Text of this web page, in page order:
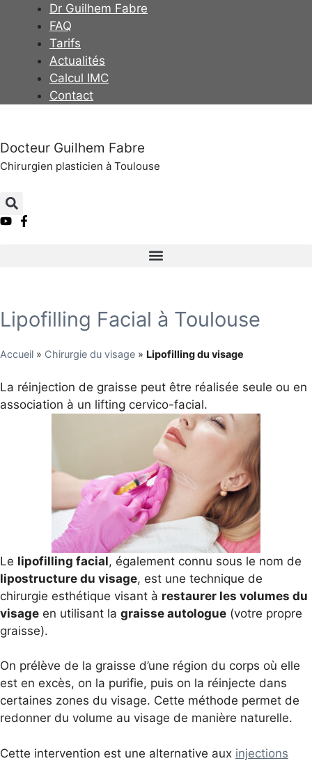
Dr Guilhem Fabre
FAQ
Tarifs
Actualités
Calcul IMC
Contact
Docteur Guilhem Fabre
Chirurgien plasticien à Toulouse
Lipofilling Facial à Toulouse
Accueil » Chirurgie du visage » Lipofilling du visage
La réinjection de graisse peut être réalisée seule ou en
association à un lifting cervico-facial.
Le lipofilling facial, également connu sous le nom de
lipostructure du visage, est une technique de
chirurgie esthétique visant à restaurer les volumes du
visage en utilisant la graisse autologue (votre propre
graisse).
On prélève de la graisse d’une région du corps où elle
est en excès, on la purifie, puis on la réinjecte dans
certaines zones du visage. Cette méthode permet de
redonner du volume au visage de manière naturelle.
Cette intervention est une alternative aux injections